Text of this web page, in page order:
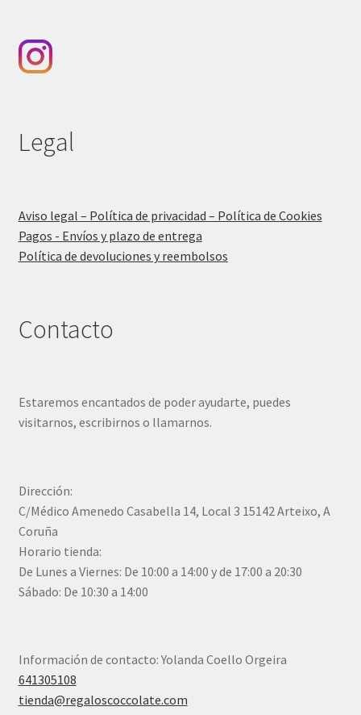
Legal
Aviso legal – Política de privacidad – Política de Cookies
Pagos - Envíos y plazo de entrega
Política de devoluciones y reembolsos
Contacto
Estaremos encantados de poder ayudarte, puedes
visitarnos, escribirnos o llamarnos.
Dirección:
C/Médico Amenedo Casabella 14, Local 3 15142 Arteixo, A
Coruña
Horario tienda:
De Lunes a Viernes: De 10:00 a 14:00 y de 17:00 a 20:30
Sábado: De 10:30 a 14:00
Información de contacto: Yolanda Coello Orgeira
641305108
tienda@regaloscoccolate.com